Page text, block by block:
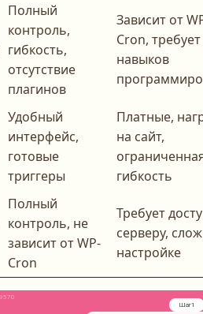
Полный
контроль,
гибкость,
отсутствие
плагинов
Зависит от
Cron, требует
навыков
Удобный
интерфейс,
готовые
триггеры
Платные,
на сайт,
гибкость
Полный
контроль, не
зависит от WP-
Cron
Требует
серверу,
настройке